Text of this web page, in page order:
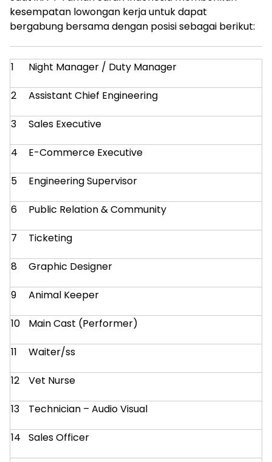
kesempatan lowongan kerja untuk dapat
bergabung bersama dengan posisi sebagai berikut:
1 Night Manager / Duty Manager
2 Assistant Chief Engineering
3 Sales Executive
4 E-Commerce Executive
5 Engineering Supervisor
6 Public Relation & Community
7 Ticketing
8 Graphic Designer
9 Animal Keeper
10 Main Cast (Performer)
11 Waiter/ss
12 Vet Nurse
13 Technician – Audio Visual
14 Sales Officer